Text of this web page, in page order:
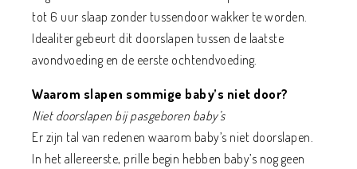
tot 6 uur slaap zonder tussendoor wakker te worden.
Idealiter gebeurt dit doorslapen tussen de laatste
avondvoeding en de eerste ochtendvoeding.
Waarom slapen sommige baby’s niet door?
Niet doorslapen bij pasgeboren baby’s
Er zijn tal van redenen waarom baby’s niet doorslapen.
In het allereerste, prille begin hebben baby’s nog geen